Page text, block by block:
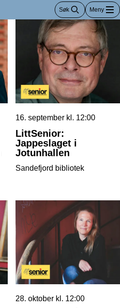
Søk Meny
16. september kl. 12:00
LittSenior:
Jappeslaget i
Jotunhallen
Sandefjord bibliotek
28. oktober kl. 12:00